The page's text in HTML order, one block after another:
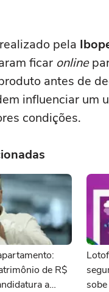
pela
ficar online
antes de
influenciar um
condições.
de R$
a